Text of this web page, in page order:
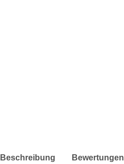
weitere Registerkarten anzeigen
Beschreibung Bewertungen